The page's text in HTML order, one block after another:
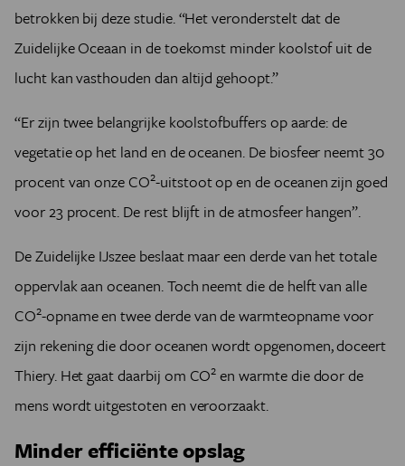
betrokken bij deze studie. “Het veronderstelt dat de
Zuidelijke Oceaan in de toekomst minder koolstof uit de
lucht kan vasthouden dan altijd gehoopt.”
“Er zijn twee belangrijke koolstofbuffers op aarde: de
vegetatie op het land en de oceanen. De biosfeer neemt 30
procent van onze CO2-uitstoot op en de oceanen zijn goed
voor 23 procent. De rest blijft in de atmosfeer hangen”.
De Zuidelijke IJszee beslaat maar een derde van het totale
oppervlak aan oceanen. Toch neemt die de helft van alle
CO2-opname en twee derde van de warmteopname voor
zijn rekening die door oceanen wordt opgenomen, doceert
Thiery. Het gaat daarbij om CO2 en warmte die door de
mens wordt uitgestoten en veroorzaakt.
Minder efficiënte opslag